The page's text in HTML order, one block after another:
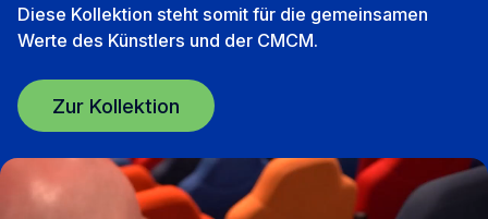
Diese Kollektion steht somit für die gemeinsamen
Werte des Künstlers und der CMCM.
Zur Kollektion